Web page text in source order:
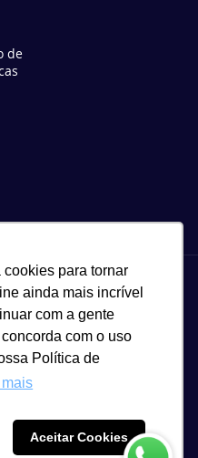
para tornar
ainda mais incrível
com a gente
com o uso
Política de
Aceitar Cookies
de